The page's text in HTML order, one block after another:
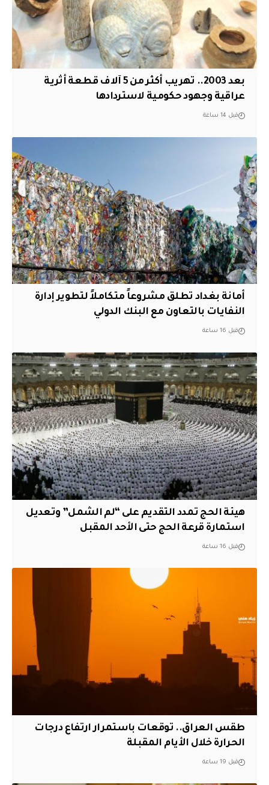
بعد 2003.. تهريب أكثر من 5 آلاف قطعة أثرية
عراقية وجهود حكومية لاستردادها
قبل 14 ساعة
أمانة بغداد تطلق مشروعاً متكاملاً لتطوير إدارة
النفايات بالتعاون مع البنك الدولي
قبل 16 ساعة
هيئة الحج تمدد التقديم على “لم الشمل” وتعديل
استمارة قرعة الحج حتى الأحد المقبل
قبل 16 ساعة
طقس العراق.. توقعات باستمرار ارتفاع درجات
الحرارة خلال الأيام المقبلة
قبل 19 ساعة